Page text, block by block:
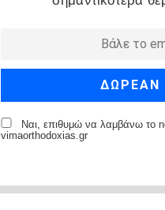
Ναι, επιθυμώ να λαμβάνω το
vimaorthodoxias.gr